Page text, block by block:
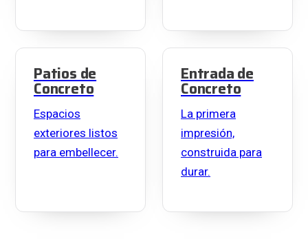
Patios de
Concreto
Espacios
exteriores listos
para embellecer.
Entrada de
Concreto
La primera
impresión,
construida para
durar.